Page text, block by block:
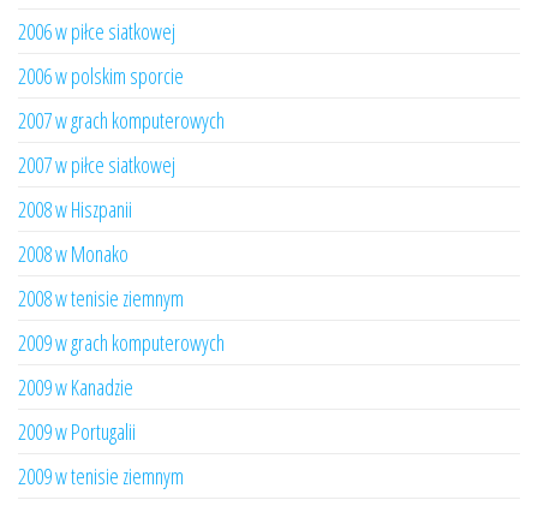
2006 w piłce siatkowej
2006 w polskim sporcie
2007 w grach komputerowych
2007 w piłce siatkowej
2008 w Hiszpanii
2008 w Monako
2008 w tenisie ziemnym
2009 w grach komputerowych
2009 w Kanadzie
2009 w Portugalii
2009 w tenisie ziemnym